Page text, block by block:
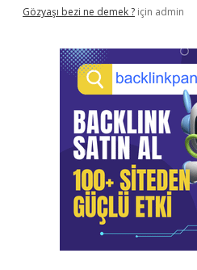
Gözyaşı bezi ne demek ? için admin